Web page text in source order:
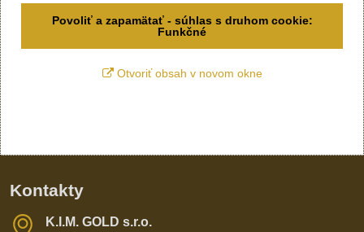
Povoliť a zapamätať - súhlas s druhom cookie:
Funkčné
Otvoriť obsah v novom okne
Kontakty
K​​.I​​.M​​. GOLD s​​.r​​.o​​.